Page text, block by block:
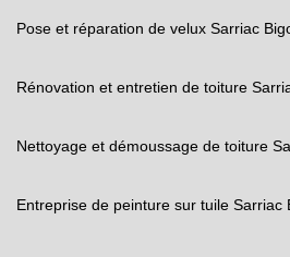
Pose et réparation de velux Sarriac
Rénovation et entretien de toiture
Nettoyage et démoussage de toiture
Entreprise de peinture sur tuile Sarriac